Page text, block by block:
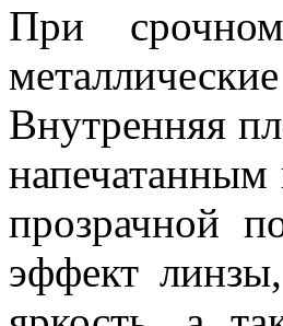
При срочном
Внутренняя
напечатанным
прозрачной
эффект